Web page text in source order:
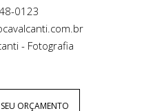
0123
- Fotografia
ORÇAMENTO